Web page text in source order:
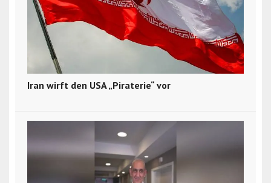
Iran wirft den USA „Piraterie“ vor